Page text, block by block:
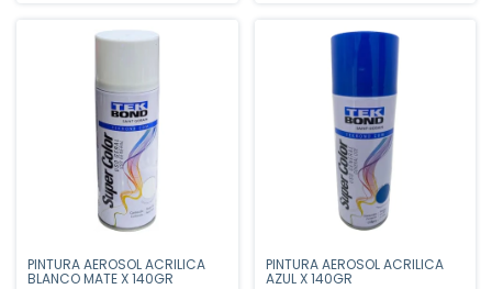
PINTURA AEROSOL ACRILICA
BLANCO MATE X 140GR
PINTURA AEROSOL ACRILICA
AZUL X 140GR